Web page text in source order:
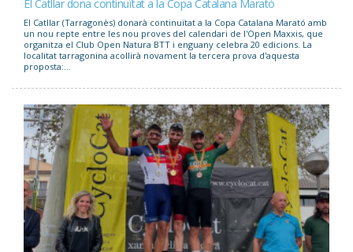
El Catllar dona continuïtat a la Copa Catalana Marató
El Catllar (Tarragonès) donarà continuïtat a la Copa Catalana Marató amb
un nou repte entre les nou proves del calendari de l'Open Maxxis, que
organitza el Club Open Natura BTT i enguany celebra 20 edicions. La
localitat tarragonina acollirà novament la tercera prova d'aquesta
proposta:...